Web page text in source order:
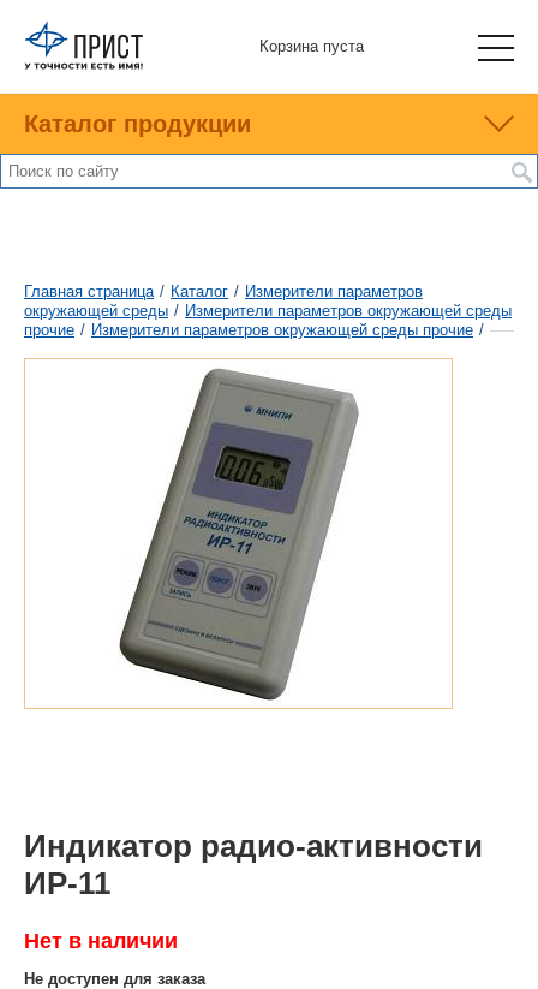
Корзина пуста
Каталог продукции
Главная страница / Каталог / Измерители параметров
окружающей среды / Измерители параметров окружающей среды
прочие / Измерители параметров окружающей среды прочие /
Индикатор радио-активности
ИР-11
Нет в наличии
Не доступен для заказа